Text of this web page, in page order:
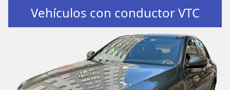
Vehículos con conductor VTC